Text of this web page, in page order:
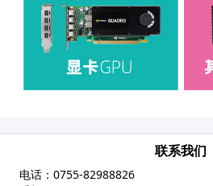
联系我们
电话： 0755-82988826